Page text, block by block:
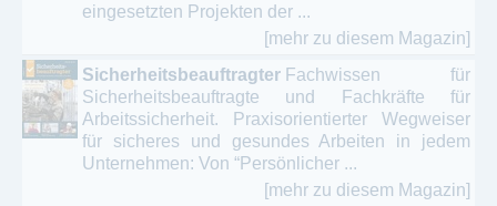
eingesetzten Projekten der ...
[mehr zu diesem Magazin]
Sicherheitsbeauftragter Fachwissen für
Sicherheitsbeauftragte und Fachkräfte für
Arbeitssicherheit. Praxisorientierter Wegweiser
für sicheres und gesundes Arbeiten in jedem
Unternehmen: Von “Persönlicher ...
[mehr zu diesem Magazin]